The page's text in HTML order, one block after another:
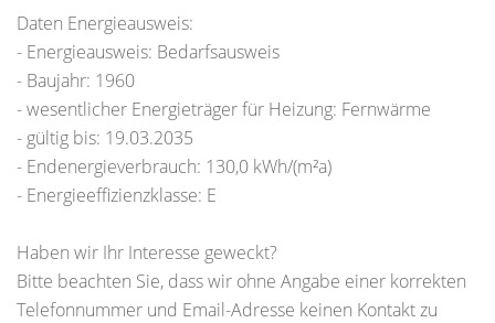
Daten Energieausweis:
- Energieausweis: Bedarfsausweis
- Baujahr: 1960
- wesentlicher Energieträger für Heizung: Fernwärme
- gültig bis: 19.03.2035
- Endenergieverbrauch: 130,0 kWh/(m²a)
- Energieeffizienzklasse: E
Haben wir Ihr Interesse geweckt?
Bitte beachten Sie, dass wir ohne Angabe einer korrekten
Telefonnummer und Email-Adresse keinen Kontakt zu